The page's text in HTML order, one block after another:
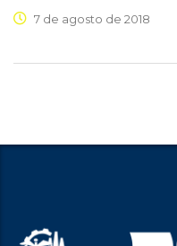
7 de agosto de 2018